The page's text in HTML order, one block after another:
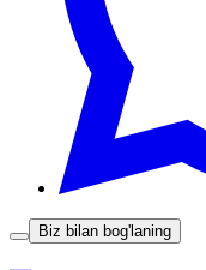
Biz bilan bog'laning